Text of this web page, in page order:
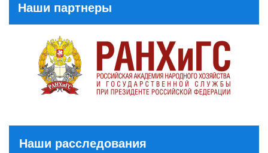
Наши партнеры
Наши расследования